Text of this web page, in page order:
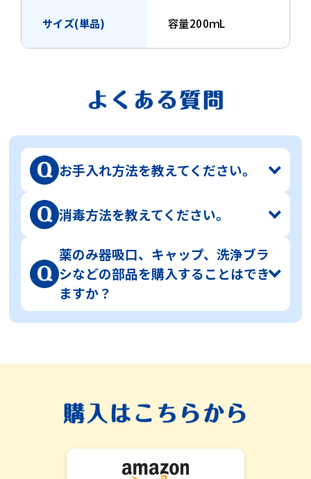
サイズ(単品) 容量200ｍL
お手入れ方法を教えてください。
洗浄ブラシを使用し、中性洗剤で洗
抗菌剤を配合しているので塩素系の
洗剤・漂白剤は使用しないでくださ
い。なお、食器洗浄機での洗浄につ
きましては、庫内の場所によっては
消毒方法を教えてください。
本体、キャップは煮沸消毒ができま
す。（吸口は除く）電子レンジでの
消毒はできません。
薬のみ器吸口、キャップ、洗浄ブラ
シなどの部品を購入することはでき
ますか？
く10:00〜17:00）